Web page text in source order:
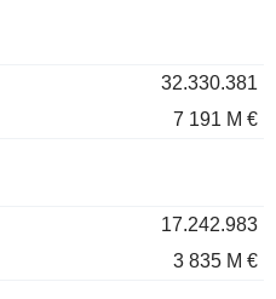
32.330.381
7 191 M €
17.242.983
3 835 M €